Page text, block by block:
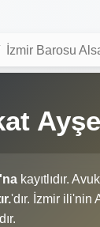
İzmir Barosu
kayıtlıdır.
'dır. İzmir ili'nin